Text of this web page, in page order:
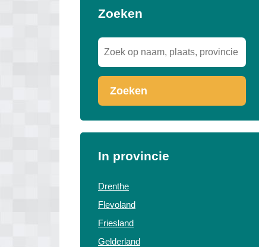
Zoeken
Zoeken
In provincie
Drenthe
Flevoland
Friesland
Gelderland